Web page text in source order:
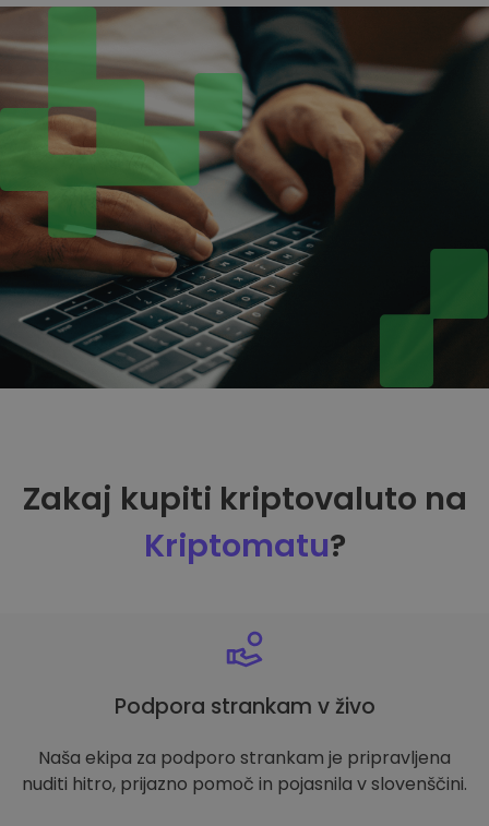
Zakaj kupiti kriptovaluto na
Kriptomatu?
Podpora strankam v živo
Naša ekipa za podporo strankam je pripravljena
nuditi hitro, prijazno pomoč in pojasnila v slovenščini.